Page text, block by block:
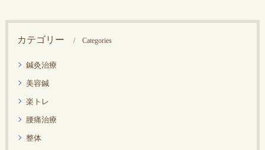
カテゴリー Categories
鍼灸治療
美容鍼
楽トレ
腰痛治療
整体